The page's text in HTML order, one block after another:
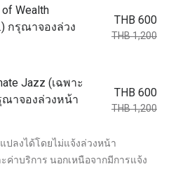
Wealth
กรุณาจองล่วง
THB 600
THB 1,200
Jazz (เฉพาะ
ณาจองล่วงหน้า
THB 600
THB 1,200
ปลงได้โดยไม่แจ้งล่วงหน้า
ค่าบริการ นอกเหนือจากมีการแจ้ง